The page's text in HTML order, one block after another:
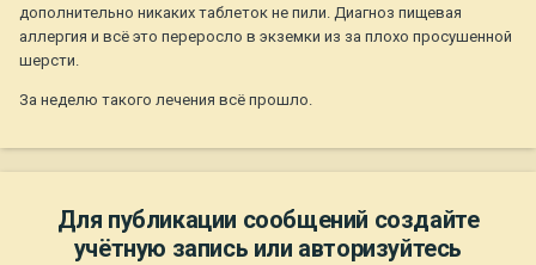
дополнительно никаких таблеток не пили. Диагноз пищевая
аллергия и всё это переросло в экземки из за плохо просушенной
шерсти.
За неделю такого лечения всё прошло.
Для публикации сообщений создайте
учётную запись или авторизуйтесь